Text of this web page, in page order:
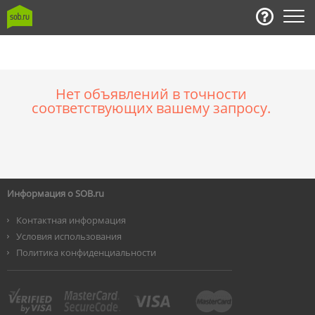
Нет объявлений в точности
соответствующих вашему запросу.
Информация о SOB.ru
Контактная информация
Условия использования
Политика конфиденциальности